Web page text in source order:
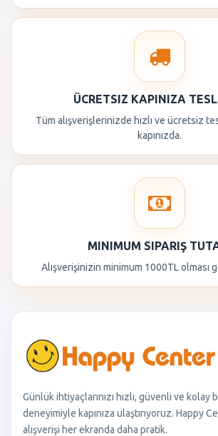
ÜCRETSIZ KAPINIZA
Tüm alışverişlerinizde hızlı ve ücretsiz
kapınızda.
MINIMUM SIPARIŞ
Alışverişinizin minimum 1000TL olması
Günlük ihtiyaçlarınızı hızlı, güvenli ve kolay
deneyimiyle kapınıza ulaştırıyoruz. Happy
alışverişi her ekranda daha pratik.